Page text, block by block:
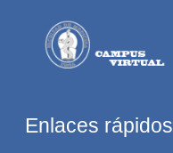
Enlaces rápidos